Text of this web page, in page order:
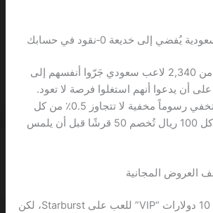
يُفضي إلى خديعة 0‑نقود في حسابك
في عام 2023، أكثر من 2,340 لاعب سعودي جَرّوا أنفسهم إلى
أن يدعوا أنهم استغلوا فرصة لا تعود.
الحقيقة أن القواعد تخفي رسوماً مخفية لا تتجاوز 0.5٪ من كل
رهان، وهذا يعني أن كل 100 ريال تُخصم 50 قرشًا قبل أن يلمس
العروض المجانية
شركة Betway تقدم 10 دولارات “VIP” للعب على Starburst، لكن